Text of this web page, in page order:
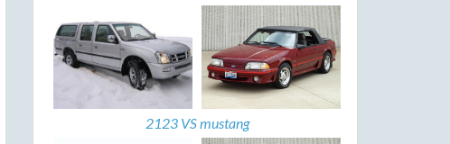
2123 VS mustang